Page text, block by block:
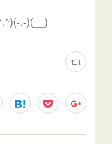
.-)(__)